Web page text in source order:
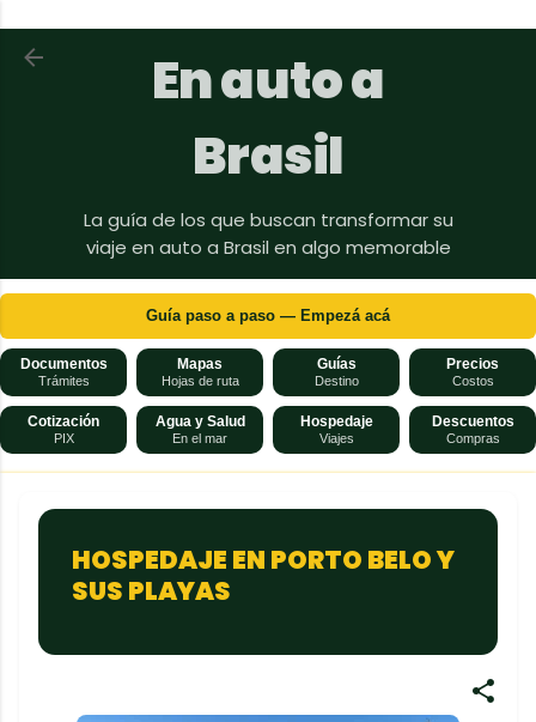
Ir al contenido principal
En auto a
Brasil
La guía de los que buscan transformar su
viaje en auto a Brasil en algo memorable
Guía paso a paso — Empezá acá
Documentos
Trámites
Mapas
Hojas de ruta
Guías
Destino
Precios
Costos
Cotización
PIX
Agua y Salud
En el mar
Hospedaje
Viajes
Descuentos
Compras
HOSPEDAJE EN PORTO BELO Y
SUS PLAYAS